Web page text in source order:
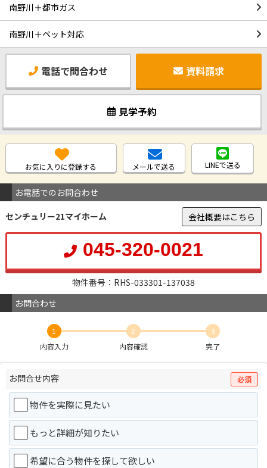
南野川＋都市ガス
南野川＋ペット対応
電話で問合わせ 資料請求
見学予約
お気に入りに登録する メールで送る LINEで送る
お電話でのお問合わせ
センチュリー21マイホーム
会社概要はこちら
045-320-0021
物件番号：RHS-033301-137038
お問合わせ
1
内容入力
2
内容確認
3
完了
お問合せ内容 必須
物件を実際に見たい
もっと詳細が知りたい
希望に合う物件を探して欲しい